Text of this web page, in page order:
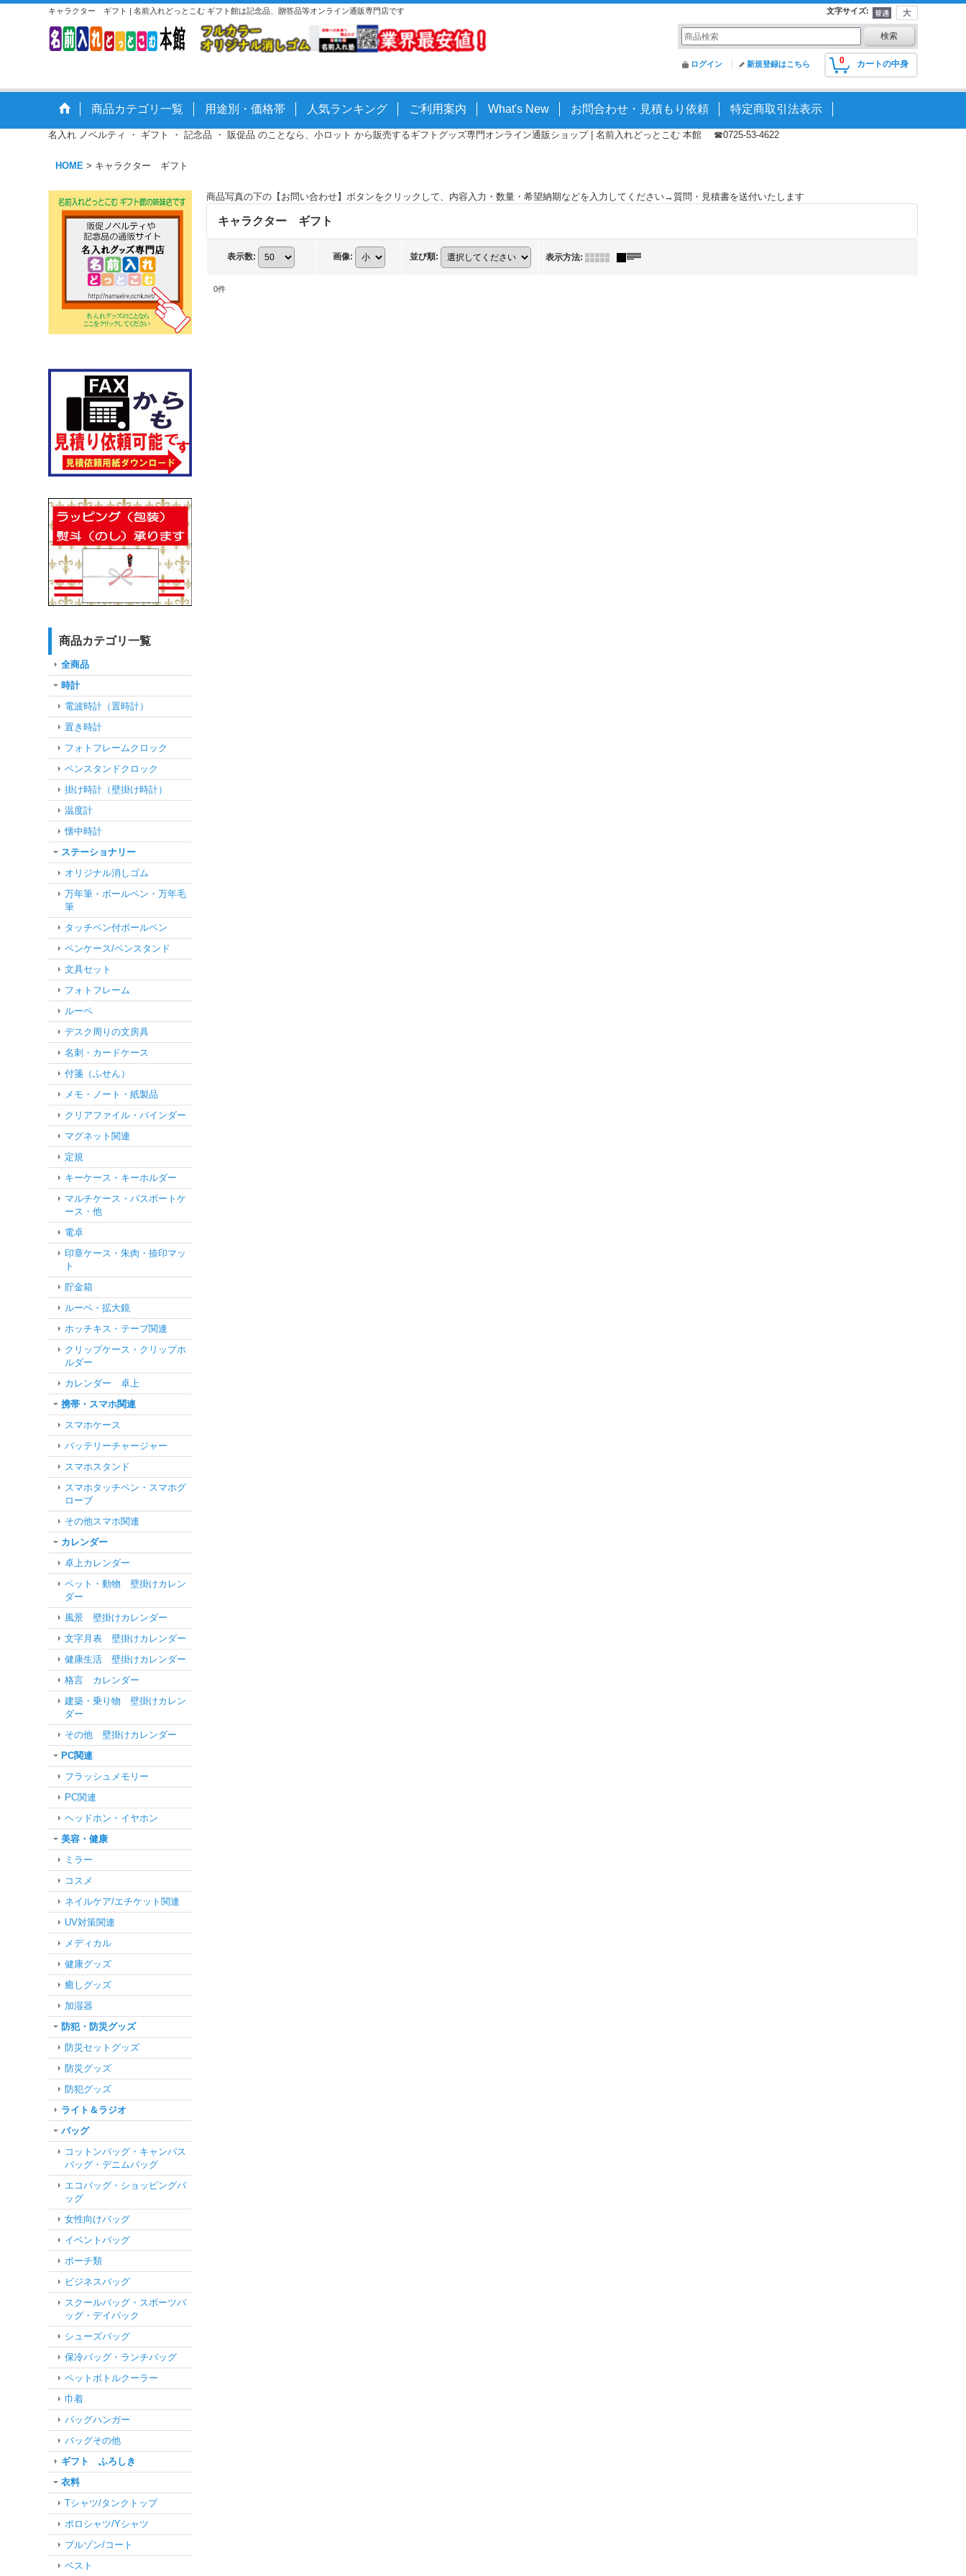
キャラクター ギフト | 名前入れどっとこむ ギフト館は記念品、贈答品等オンライン通販専門店です 文字サイズ:
0 カートの中身
ログイン 新規登録はこちら
商品カテゴリ一覧 用途別・価格帯 人気ランキング ご利用案内 What's New お問合わせ・見積もり依頼 特定商取引法表示
名入れ ノベルティ ・ ギフト ・ 記念品 ・ 販促品 のことなら、小ロット から販売するギフトグッズ専門オンライン通販ショップ | 名前入れどっとこむ 本館 ☎0725-53-4622
HOME > キャラクター ギフト
商品カテゴリ一覧
全商品
時計
電波時計（置時計）
置き時計
フォトフレームクロック
ペンスタンドクロック
掛け時計（壁掛け時計）
温度計
懐中時計
ステーショナリー
オリジナル消しゴム
万年筆・ボールペン・万年毛
筆
タッチペン付ボールペン
ペンケース/ペンスタンド
文具セット
フォトフレーム
ルーペ
デスク周りの文房具
名刺・カードケース
付箋（ふせん）
メモ・ノート・紙製品
クリアファイル・バインダー
マグネット関連
定規
キーケース・キーホルダー
マルチケース・パスポートケ
ース・他
電卓
印章ケース・朱肉・捺印マッ
ト
貯金箱
ルーペ・拡大鏡
ホッチキス・テープ関連
クリップケース・クリップホ
ルダー
カレンダー 卓上
携帯・スマホ関連
スマホケース
バッテリーチャージャー
スマホスタンド
スマホタッチペン・スマホグ
ローブ
その他スマホ関連
カレンダー
卓上カレンダー
ペット・動物 壁掛けカレン
ダー
風景 壁掛けカレンダー
文字月表 壁掛けカレンダー
健康生活 壁掛けカレンダー
格言 カレンダー
建築・乗り物 壁掛けカレン
ダー
その他 壁掛けカレンダー
PC関連
フラッシュメモリー
PC関連
ヘッドホン・イヤホン
美容・健康
ミラー
コスメ
ネイルケア/エチケット関連
UV対策関連
メディカル
健康グッズ
癒しグッズ
加湿器
防犯・防災グッズ
防災セットグッズ
防災グッズ
防犯グッズ
ライト＆ラジオ
バッグ
コットンバッグ・キャンパス
バッグ・デニムバッグ
エコバッグ・ショッピングバ
ッグ
女性向けバッグ
イベントバッグ
ポーチ類
ビジネスバッグ
スクールバッグ・スポーツバ
ッグ・デイパック
シューズバッグ
保冷バッグ・ランチバッグ
ペットボトルクーラー
巾着
バッグハンガー
バッグその他
ギフト ふろしき
衣料
Tシャツ/タンクトップ
ポロシャツ/Yシャツ
ブルゾン/コート
ベスト
商品写真の下の【お問い合わせ】ボタンをクリックして、内容入力・数量・希望納期などを入力してください→質問・見積書を送付いたします
キャラクター ギフト
表示数: 画像: 並び順: 表示方法:
0件